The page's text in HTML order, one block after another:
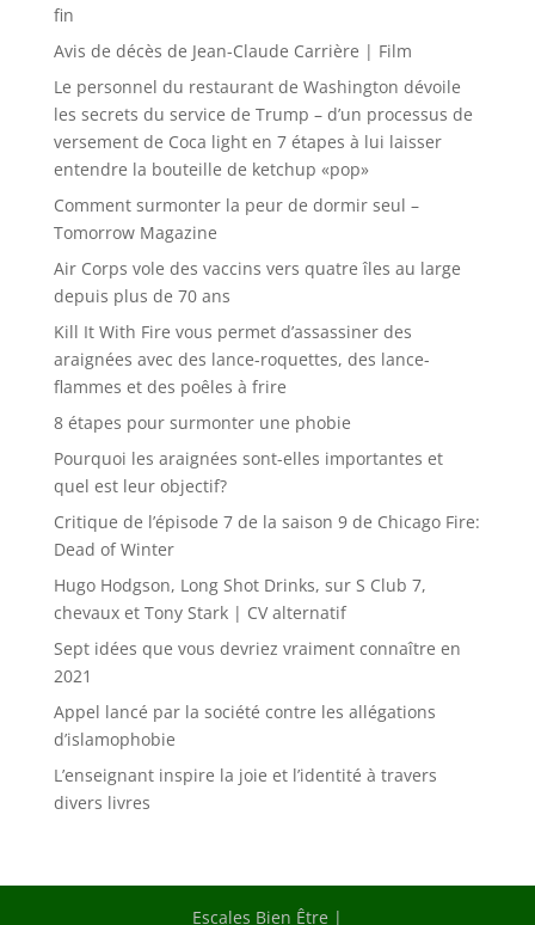
fin
Avis de décès de Jean-Claude Carrière | Film
Le personnel du restaurant de Washington dévoile
les secrets du service de Trump – d’un processus de
versement de Coca light en 7 étapes à lui laisser
entendre la bouteille de ketchup «pop»
Comment surmonter la peur de dormir seul –
Tomorrow Magazine
Air Corps vole des vaccins vers quatre îles au large
depuis plus de 70 ans
Kill It With Fire vous permet d’assassiner des
araignées avec des lance-roquettes, des lance-
flammes et des poêles à frire
8 étapes pour surmonter une phobie
Pourquoi les araignées sont-elles importantes et
quel est leur objectif?
Critique de l’épisode 7 de la saison 9 de Chicago Fire:
Dead of Winter
Hugo Hodgson, Long Shot Drinks, sur S Club 7,
chevaux et Tony Stark | CV alternatif
Sept idées que vous devriez vraiment connaître en
2021
Appel lancé par la société contre les allégations
d’islamophobie
L’enseignant inspire la joie et l’identité à travers
divers livres
Escales Bien Être |